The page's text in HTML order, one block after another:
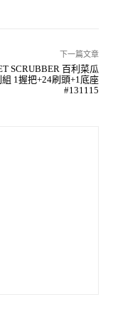
下一篇文章
SCRUBBER 百利菜瓜
1握把+24刷頭+1底座
#131115